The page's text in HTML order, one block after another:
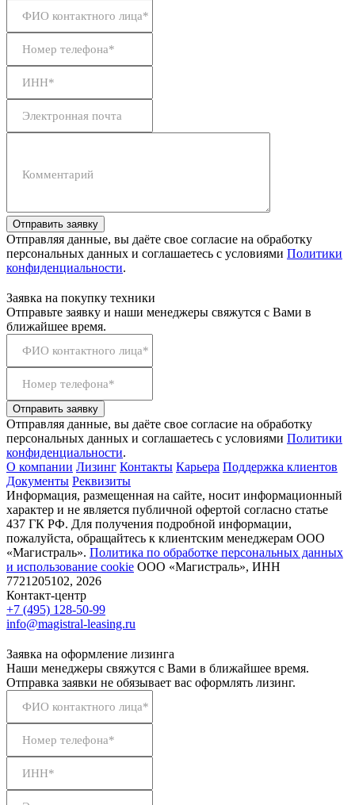
ФИО контактного лица*
Номер телефона*
ИНН*
Электронная почта
Комментарий
Отправить заявку
Отправляя данные, вы даёте свое согласие на обработку
персональных данных и соглашаетесь с условиями Политики
конфиденциальности.
Заявка на покупку техники
Отправьте заявку и наши менеджеры свяжутся с Вами в
ближайшее время.
ФИО контактного лица*
Номер телефона*
Отправить заявку
Отправляя данные, вы даёте свое согласие на обработку
персональных данных и соглашаетесь с условиями Политики
конфиденциальности.
О компании Лизинг Контакты Карьера Поддержка клиентов
Документы Реквизиты
Информация, размещенная на сайте, носит информационный
характер и не является публичной офертой согласно статье
437 ГК РФ. Для получения подробной информации,
пожалуйста, обращайтесь к клиентским менеджерам ООО
«Магистраль». Политика по обработке персональных данных
и использование сookie ООО «Магистраль», ИНН
7721205102, 2026
Контакт-центр
+7 (495) 128-50-99
info@magistral-leasing.ru
Заявка на оформление лизинга
Наши менеджеры свяжутся с Вами в ближайшее время.
Отправка заявки не обязывает вас оформлять лизинг.
ФИО контактного лица*
Номер телефона*
ИНН*